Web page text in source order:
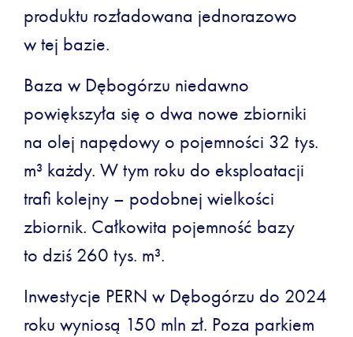
produktu rozładowana jednorazowo
w tej bazie.
Baza w Dębogórzu niedawno
powiększyła się o dwa nowe zbiorniki
na olej napędowy o pojemności 32 tys.
m³ każdy. W tym roku do eksploatacji
trafi kolejny – podobnej wielkości
zbiornik. Całkowita pojemność bazy
to dziś 260 tys. m³.
Inwestycje PERN w Dębogórzu do 2024
roku wyniosą 150 mln zł. Poza parkiem